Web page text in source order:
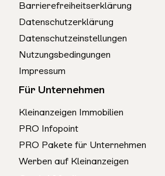
Barrierefreiheitserklärung
Datenschutzerklärung
Datenschutzeinstellungen
Nutzungsbedingungen
Impressum
Für Unternehmen
Kleinanzeigen Immobilien
PRO Infopoint
PRO Pakete für Unternehmen
Werben auf Kleinanzeigen